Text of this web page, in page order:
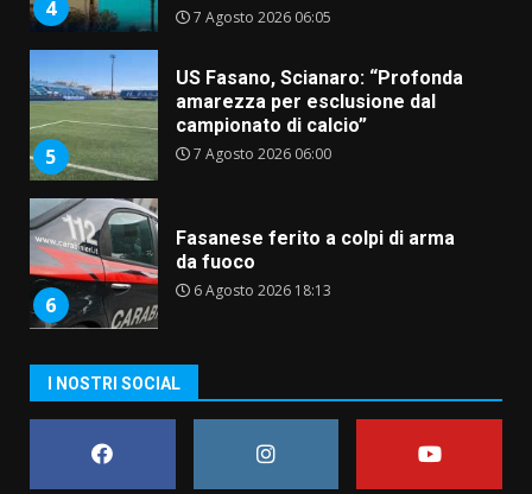
4 7 Agosto 2026 06:05
5
US Fasano, Scianaro: “Profonda
amarezza per esclusione dal
campionato di calcio”
7 Agosto 2026 06:00
6
Fasanese ferito a colpi di arma
da fuoco
6 Agosto 2026 18:13
di aperture straordinarie del
Comune di Fasano
6 Agosto 2026 14:16
I NOSTRI SOCIAL